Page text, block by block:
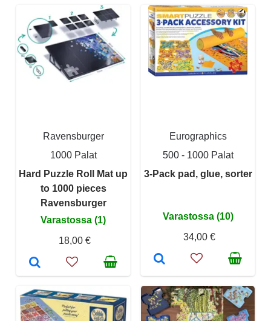
Ravensburger
1000 Palat
Hard Puzzle Roll Mat up
to 1000 pieces
Ravensburger
Varastossa (1)
18,00 €
Eurographics
500 - 1000 Palat
3-Pack pad, glue, sorter
Varastossa (10)
34,00 €